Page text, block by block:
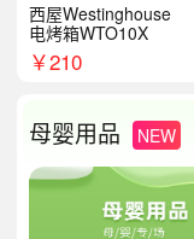
西屋Westinghouse
电烤箱WTO10X
￥210
母婴用品 NEW